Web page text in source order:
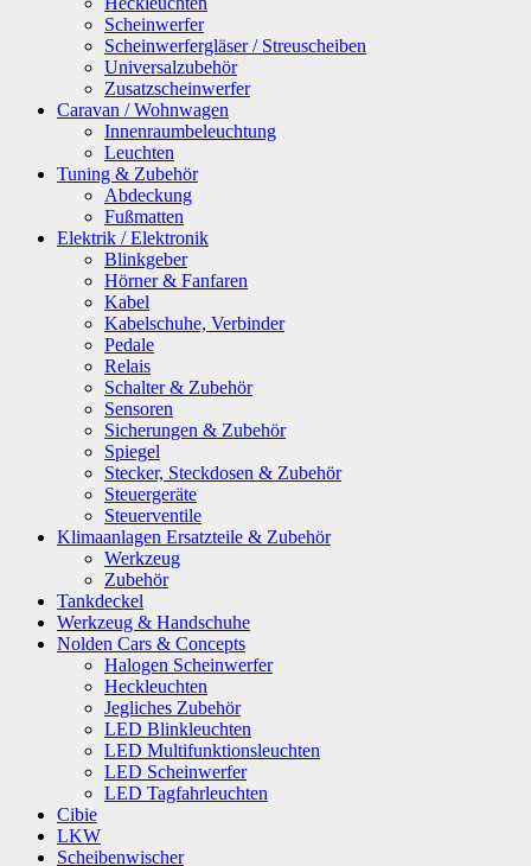
Scheinwerfer
Scheinwerfergläser / Streuscheiben
Universalzubehör
Zusatzscheinwerfer
Caravan / Wohnwagen
Innenraumbeleuchtung
Leuchten
Tuning & Zubehör
Abdeckung
Fußmatten
Elektrik / Elektronik
Blinkgeber
Hörner & Fanfaren
Kabel
Kabelschuhe, Verbinder
Pedale
Relais
Schalter & Zubehör
Sensoren
Sicherungen & Zubehör
Spiegel
Stecker, Steckdosen & Zubehör
Steuergeräte
Steuerventile
Klimaanlagen Ersatzteile & Zubehör
Werkzeug
Zubehör
Tankdeckel
Werkzeug & Handschuhe
Nolden Cars & Concepts
Halogen Scheinwerfer
Heckleuchten
Jegliches Zubehör
LED Blinkleuchten
LED Multifunktionsleuchten
LED Scheinwerfer
LED Tagfahrleuchten
Cibie
LKW
Scheibenwischer